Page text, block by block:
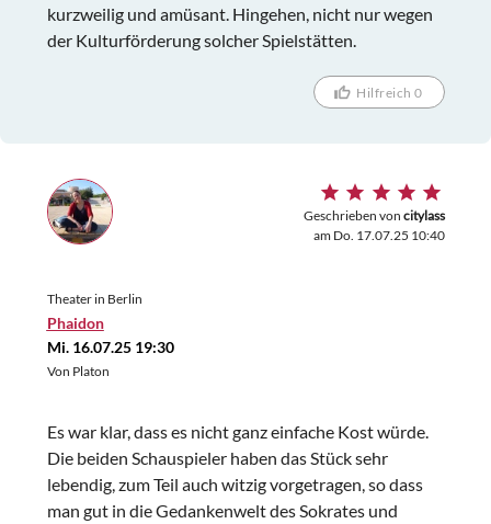
kurzweilig und amüsant. Hingehen, nicht nur wegen
der Kulturförderung solcher Spielstätten.
Hilfreich 0
Geschrieben von citylass
am Do. 17.07.25 10:40
Theater in Berlin
Phaidon
Mi. 16.07.25 19:30
Von Platon
Es war klar, dass es nicht ganz einfache Kost würde.
Die beiden Schauspieler haben das Stück sehr
lebendig, zum Teil auch witzig vorgetragen, so dass
man gut in die Gedankenwelt des Sokrates und